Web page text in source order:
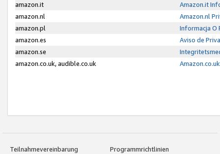
amazon.it
Amazon.it
amazon.nl
Amazon.nl
amazon.pl
Informacja O
amazon.es
Aviso de
amazon.se
amazon.co.uk, audible.co.uk
Teilnahmevereinbarung
Programmrichtlinien